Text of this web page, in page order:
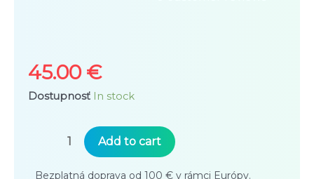
out
of
45.00 €
Dostupnosť In stock
Makerzoid
Add to cart
Bezplatná doprava od 100 € v rámci Európy.